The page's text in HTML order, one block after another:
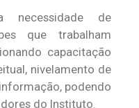
necessidade de
que trabalham
capacitação
nivelamento de
podendo
do Instituto.